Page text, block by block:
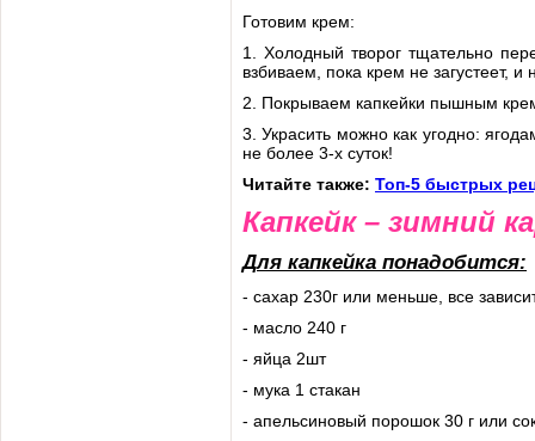
Готовим крем:
1. Холодный творог тщательно
взбиваем, пока крем не загустеет,
2. Покрываем капкейки пышным
3. Украсить можно как угодно:
не более 3-х суток!
Читайте также: Топ-5 быстрых
Капкейк – зимний
Для капкейка понадобится:
- сахар 230г или меньше, все
- масло 240 г
- яйца 2шт
- мука 1 стакан
- апельсиновый порошок 30 г или